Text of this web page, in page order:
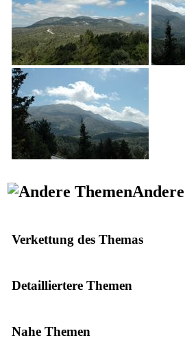
Verkettung des Themas
Detailliertere Themen
Nahe Themen